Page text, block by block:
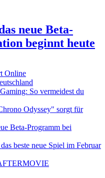
neue Beta-
beginnt heute
Online
So vermeidest du
Odyssey" sorgt für
Beta-Programm bei
beste neue Spiel im Februar